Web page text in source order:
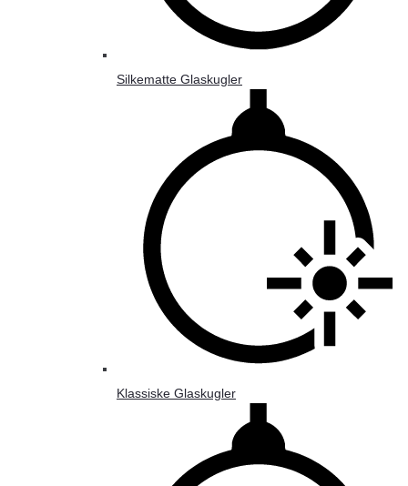
Silkematte Glaskugler
Klassiske Glaskugler